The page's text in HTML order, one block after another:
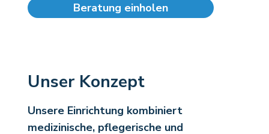
Beratung einholen
Unser Konzept
Unsere Einrichtung kombiniert
medizinische, pflegerische und